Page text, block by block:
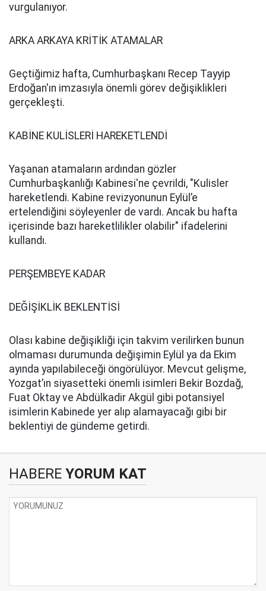
vurgulanıyor.
ARKA ARKAYA KRİTİK ATAMALAR
Geçtiğimiz hafta, Cumhurbaşkanı Recep Tayyip
Erdoğan'ın imzasıyla önemli görev değişiklikleri
gerçekleşti.
KABİNE KULİSLERİ HAREKETLENDİ
Yaşanan atamaların ardından gözler
Cumhurbaşkanlığı Kabinesi'ne çevrildi, "Kulisler
hareketlendi. Kabine revizyonunun Eylül’e
ertelendiğini söyleyenler de vardı. Ancak bu hafta
içerisinde bazı hareketlilikler olabilir" ifadelerini
kullandı.
PERŞEMBEYE KADAR
DEĞİŞİKLİK BEKLENTİSİ
Olası kabine değişikliği için takvim verilirken bunun
olmaması durumunda değişimin Eylül ya da Ekim
ayında yapılabileceği öngörülüyor. Mevcut gelişme,
Yozgat’ın siyasetteki önemli isimleri Bekir Bozdağ,
Fuat Oktay ve Abdülkadir Akgül gibi potansiyel
isimlerin Kabinede yer alıp alamayacağı gibi bir
beklentiyi de gündeme getirdi.
HABERE YORUM KAT